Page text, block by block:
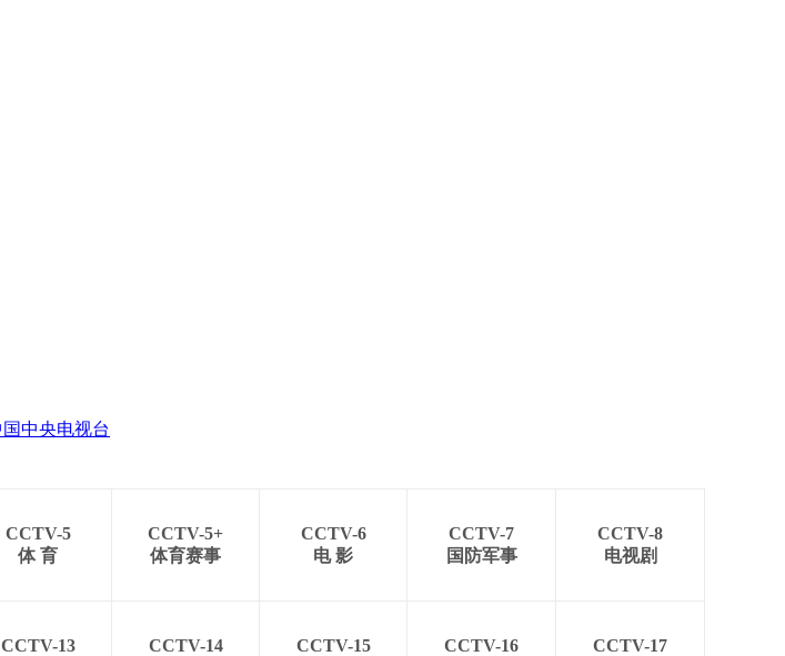
CCTV-5
体 育
CCTV-5+
体育赛事
CCTV-6
电 影
CCTV-7
国防军事
CCTV-8
电视剧
CCTV-13
CCTV-14
CCTV-15
CCTV-16
CCTV-17